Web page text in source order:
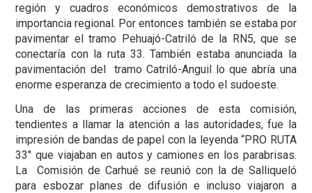
región y cuadros económicos demostrativos de la
importancia regional. Por entonces también se estaba por
pavimentar el tramo Pehuajó-Catriló de la RN5, que se
conectaría con la ruta 33. También estaba anunciada la
pavimentación del tramo Catriló-Anguil lo que abría una
enorme esperanza de crecimiento a todo el sudoeste.
Una de las primeras acciones de esta comisión,
tendientes a llamar la atención a las autoridades, fue la
impresión de bandas de papel con la leyenda “PRO RUTA
33" que viajaban en autos y camiones en los parabrisas.
La Comisión de Carhué se reunió con la de Salliqueló
para esbozar planes de difusión e incluso viajaron a